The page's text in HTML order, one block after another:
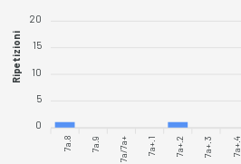
20
15
10
5
0
Ripetizioni
7a.8 7a.9 7a/7a+ 7a+.1 7a+.2 7a+.3 7a+.4